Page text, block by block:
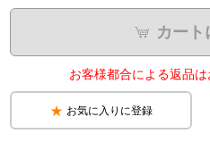
カート
お客様都合による返品は
お気に入りに登録